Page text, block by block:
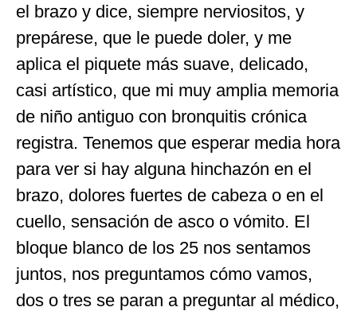
el brazo y dice, siempre nerviositos, y
prepárese, que le puede doler, y me
aplica el piquete más suave, delicado,
casi artístico, que mi muy amplia memoria
de niño antiguo con bronquitis crónica
registra. Tenemos que esperar media hora
para ver si hay alguna hinchazón en el
brazo, dolores fuertes de cabeza o en el
cuello, sensación de asco o vómito. El
bloque blanco de los 25 nos sentamos
juntos, nos preguntamos cómo vamos,
dos o tres se paran a preguntar al médico,